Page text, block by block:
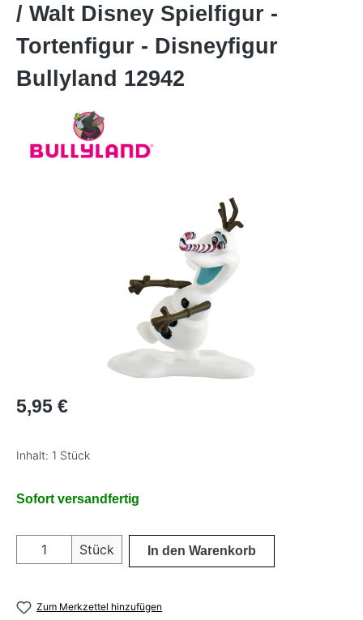
/ Walt Disney Spielfigur -
Tortenfigur - Disneyfigur
Bullyland 12942
Regulärer Preis:
5,95 €
Inhalt: 1 Stück
Sofort versandfertig
Produkt Anzahl: Gib den gewünschten
Stück In den Warenkorb
Zum Merkzettel hinzufügen